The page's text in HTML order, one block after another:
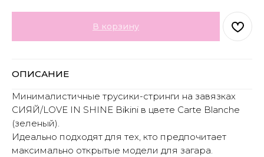
В корзину
ОПИСАНИЕ
Минималистичные трусики-стринги на завязках
СИЯЙ/LOVE IN SHINE Bikini в цвете Carte Blanche
(зеленый).
Идеально подходят для тех, кто предпочитает
максимально открытые модели для загара.